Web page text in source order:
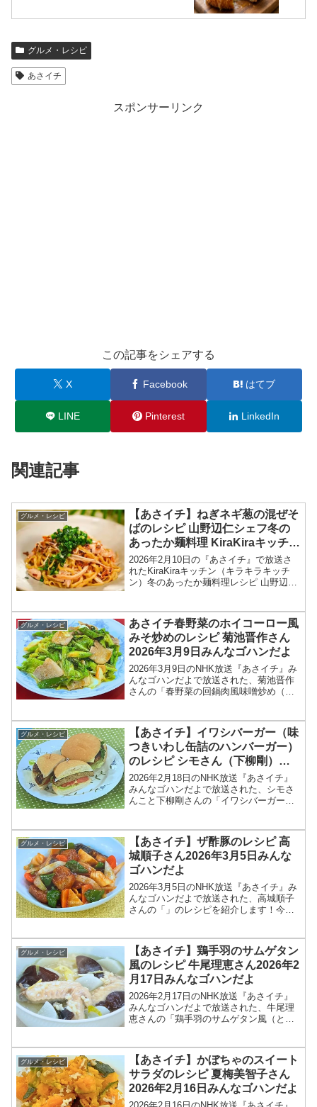
グルメ・レシピ
あさイチ
スポンサーリンク
この記事をシェアする
X Facebook はてブ
LINE Pinterest LinkedIn
関連記事
グルメ・レシピ
【あさイチ】ねぎネギ葱の混ぜそ
ばのレシピ 山野辺仁シェフ冬の
あったか麺料理 KiraKiraキッチン
2026年2月10日
2026年2月10日の『あさイチ』で放送さ
れたKiraKiraキッチン（キラキラキッチ
ン）冬のあったか麺料理レシピ 山野辺仁
「あさイチ」では、KiraKiraキッチンで...
グルメ・レシピ
あさイチ春野菜のホイコーロー風
みそ炒めのレシピ 菊池晋作さん
2026年3月9日みんなゴハンだよ
2026年3月9日のNHK放送『あさイチ』み
んなゴハンだよで放送された、菊池晋作
さんの「春野菜の回鍋肉風味噌炒め（春
なゴハンだよは、料理研究家の菊池晋作
さんが登場！豆...
グルメ・レシピ
【あさイチ】イワシバーガー（味
つきいわし缶詰のハンバーガー）
のレシピ シモさん（下柳剛）
2026年2月18日
2026年2月18日のNHK放送『あさイチ』
みんなゴハンだよで放送された、シモさ
んこと下柳剛さんの「イワシバーガー
みんなゴハンだよは、元プロ野球選手
で、現在プロ野球開...
グルメ・レシピ
【あさイチ】ザ酢豚のレシピ 高
城順子さん2026年3月5日みんな
ゴハンだよ
2026年3月5日のNHK放送『あさイチ』み
んなゴハンだよで放送された、高城順子
さんの「」のレシピを紹介します！今回
トケチャップを加えた、ほのかな甘みと
酸味で、どこか...
グルメ・レシピ
【あさイチ】鶏手羽のサムゲタン
風のレシピ 牛尾理恵さん2026年2
月17日みんなゴハンだよ
2026年2月17日のNHK放送『あさイチ』
みんなゴハンだよで放送された、牛尾理
恵さんの「鶏手羽のサムゲタン風（とり
は、料理研究家の牛尾理恵さんが登場！
鶏手羽で作る参鶏...
グルメ・レシピ
【あさイチ】かぼちゃのスイート
サラダのレシピ 夏梅美智子さん
2026年2月16日みんなゴハンだよ